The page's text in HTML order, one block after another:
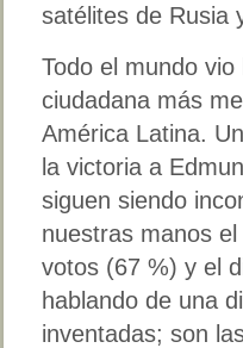
satélites de Rusia
Todo el mundo
ciudadana más
América Latina.
la victoria a
siguen siendo
nuestras manos
votos (67 %) y el
hablando de una
inventadas; son